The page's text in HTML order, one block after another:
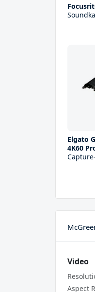
Elgato
4K60
Video
Aspect